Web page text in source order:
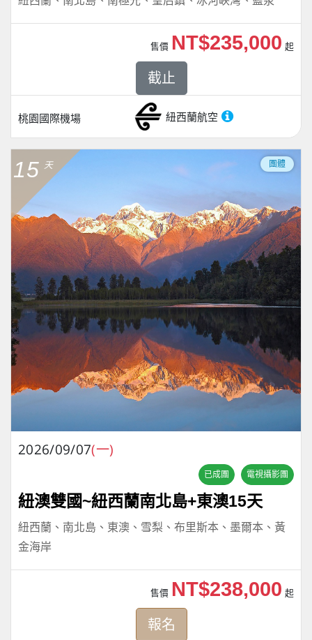
桃園國際機場 紐西蘭航空
售價 NT$235,000 起
截止
15 天 團體
2026/09/07(一)
已成團 電視攝影團
紐澳雙國~紐西蘭南北島+東澳15天
紐西蘭、南北島、東澳、雪梨、布里斯本、墨爾本、黃
金海岸
售價 NT$238,000 起
報名